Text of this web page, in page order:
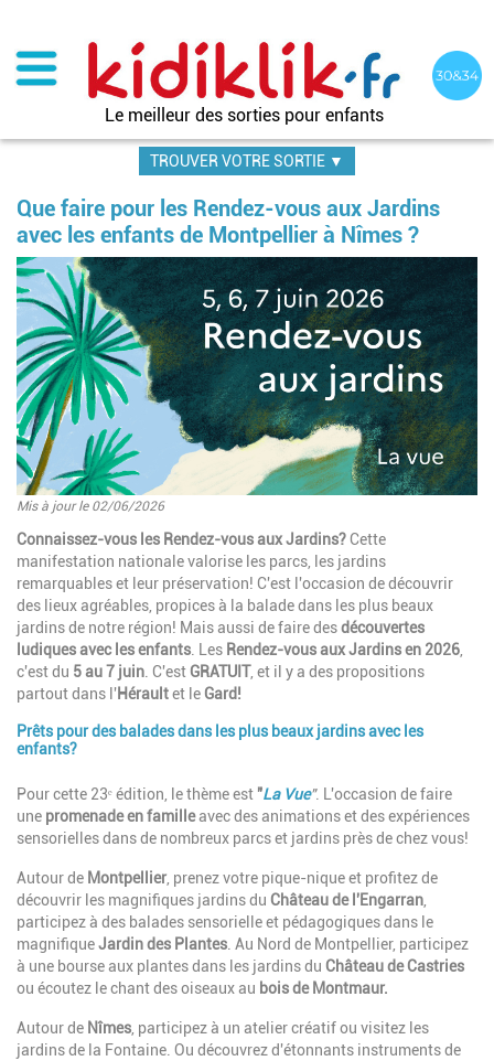
contenu
principal
Le meilleur des sorties pour enfants
TROUVER VOTRE SORTIE ▼
Que faire pour les Rendez-vous aux Jardins
avec les enfants de Montpellier à Nîmes ?
Image
Mis à jour le 02/06/2026
Introduction
Connaissez-vous les Rendez-vous aux Jardins?Cette
manifestation nationale valorise les parcs, les jardins
remarquables et leur préservation! C'est l'occasion de découvrir
des lieux agréables, propices à la balade dans les plus beaux
jardins de notre région! Mais aussi de faire desdécouvertes
ludiques avec les enfants . Les Rendez-vous aux Jardins en 2026
c'est du 5 au 7 juin . C'est GRATUIT, et il y a des propositions
partout dans l'Héraultet le Gard!
Paragraphes
Prêts pour des balades dans les plus beaux jardins avec les
enfants?
Description
Pour cette 23ᵉ édition, le thème est "La Vue".
L'occasion de faire
une promenade en familleavec des animations et des expériences
sensorielles dans de nombreux parcs et jardins près de chez vous!
Autour de Montpellier , prenez votre pique-nique et profitez de
découvrir les magnifiques jardins du Château de l'Engarran
participez à des balades sensorielle et pédagogiques dans le
magnifiqueJardin des Plantes . Au Nord de Montpellier, participez
à une bourse aux plantes dans les jardins du Château de Castries
ou écoutez le chant des oiseaux au bois de Montmaur.
Autour de Nîmes , participez à un atelier créatif ou visitez les
jardins de la Fontaine. Ou découvrez d'étonnants instruments de